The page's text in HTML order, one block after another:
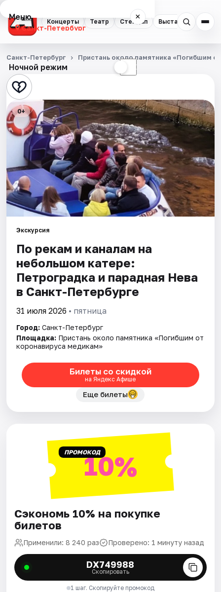
Концерты Театр Стендап Выставки
Меню ×
Санкт-Петербург
Концерты
Театр
Стендап
Выставки
Квесты
Экскурсии
Спорт
События
Города
Площадки
Артисты
Рейтинги
Ночной режим ☾
Санкт-Петербург Пристань около памятника «Погибшим
0+
Экскурсия
По рекам и каналам на
небольшом катере:
Петроградка и парадная Нева
в Санкт-Петербурге
31 июля 2026 • пятница
Город: Санкт-Петербург
Площадка: Пристань около памятника «Погибшим от
коронавируса медикам»
Билеты со скидкой
на Яндекс Афише
Еще билеты
ПРОМОКОД10%
Сэкономь 10% на покупке
билетов
Применили: 8 240 раз Проверено: 1 минуту назад
DX749988
Скопировать
1 шаг. Скопируйте промокод